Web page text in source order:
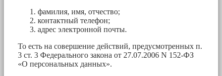
фамилия, имя, отчество;
контактный телефон;
адрес электронной почты.
То есть на совершение действий, предусмотренных п.
3 ст. 3 Федерального закона от 27.07.2006 N 152-ФЗ
«О персональных данных».